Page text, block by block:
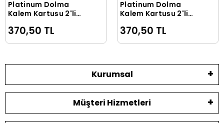
Sepete Ekle
Platinum Dolma
Kalem Kartuşu 2'li
370,50 TL
Sepete Ekle
Platinum Dolma
Kalem Kartuşu 2'li
370,50 TL
Kurumsal
Müşteri Hizmetleri